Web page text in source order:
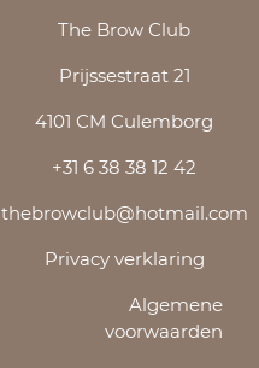
The Brow Club
Prijssestraat 21
4101 CM Culemborg
+31 6 38 38 12 42
thebrowclub@hotmail.com
Privacy verklaring
Algemene
voorwaarden